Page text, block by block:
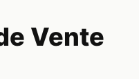
Vente